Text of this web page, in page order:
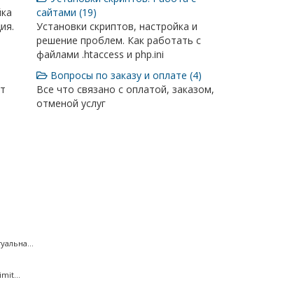
сайтами (19)
Установки скриптов, настройка и
решение проблем. Как работать с
файлами .htaccess и php.ini
Вопросы по заказу и оплате (4)
Все что связано с оплатой, заказом,
отменой услуг